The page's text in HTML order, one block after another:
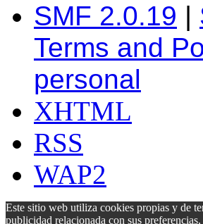
SMF 2.0.19 |
Terms and
personal
XHTML
RSS
WAP2
Este sitio web utiliza cookies propias y de
publicidad relacionada con sus